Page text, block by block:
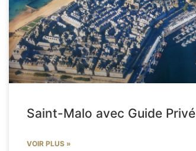
Saint-Malo avec Guide Privé
VOIR PLUS »